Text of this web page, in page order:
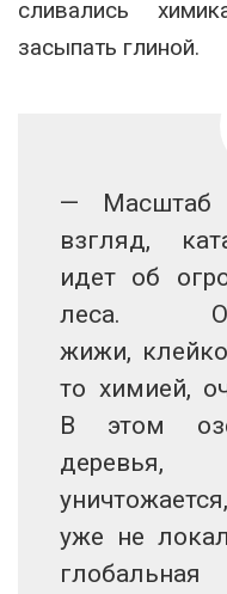
сливались
засыпать глиной.
— Масштаб
взгляд,
идет об
леса.
жижи,
то химией,
В этом
уже не